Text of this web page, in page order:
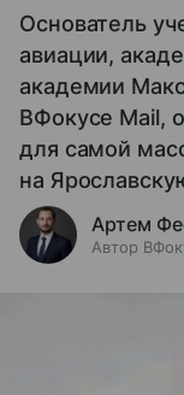
Основатель
авиации,
академии
ВФокусе Mail,
для самой
на
Артем
Автор